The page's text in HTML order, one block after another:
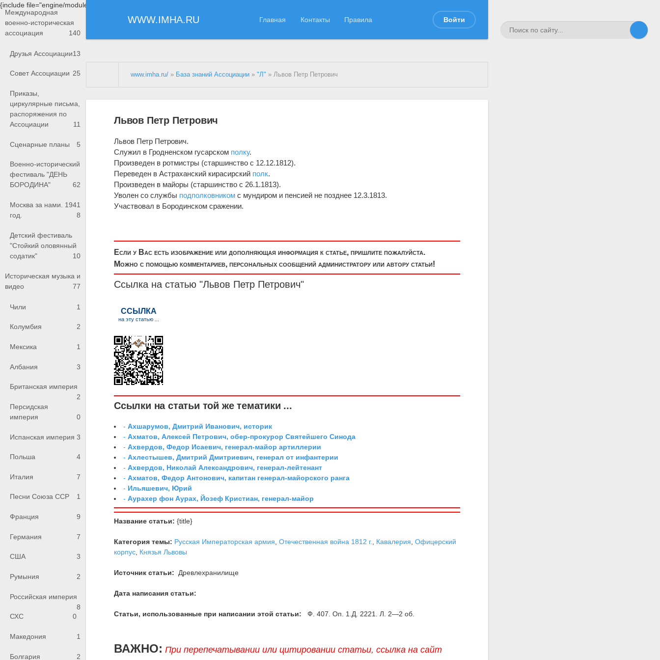
{include file="engine/modules/saperu/head.php"}
WWW.IMHA.RU Главная Контакты Правила Войти
Международная
военно-историческая
ассоциация
140
Друзья Ассоциации13
Совет Ассоциации 25
Приказы,
циркулярные письма,
распоряжения по
Ассоциации
11
Сценарные планы 5
Военно-исторический
фестиваль "ДЕНЬ
БОРОДИНА"
62
Москва за нами. 1941
год.
8
Детский фестиваль
"Стойкий оловянный
содатик"
10
Историческая музыка и
видео
77
Чили 1
Колумбия 2
Мексика 1
Албания 3
Британская империя
2
Персидская
империя
0
Испанская империя 3
Польша 4
Италия 7
Песни Союза ССР 1
Франция 9
Германия 7
США 3
Румыния 2
Российская империя
8
СХС
0
Македония 1
Болгария 2
www.imha.ru/ » База знаний Ассоциации »"Л" » Львов Петр Петрович
Львов Петр Петрович
Львов Петр Петрович.
Служил в Гродненском гусарском полку.
Произведен в ротмистры (старшинство с 12.12.1812).
Переведен в Астраханский кирасирский полк.
Произведен в майоры (старшинство с 26.1.1813).
Уволен со службы подполковником с мундиром и пенсией не позднее 12.3.1813.
Участвовал в Бородинском сражении.
Если у Вас есть изображение или дополняющая информация к статье, пришлите пожалуйста.
Можно с помощью комментариев, персональных сообщений администратору или автору статьи!
Ссылка на статью "Львов Петр Петрович"
Ссылки на статьи той же тематики ...
-Ахшарумов, Дмитрий Иванович, историк
-Ахматов, Алексей Петрович, обер-прокурор Святейшего Синода
-Ахвердов, Федор Исаевич, генерал-майор артиллерии
-Ахлестышев, Дмитрий Дмитриевич, генерал от инфантерии
-Ахвердов, Николай Александрович, генерал-лейтенант
-Ахматов, Федор Антонович, капитан генерал-майорского ранга
- Ильяшевич, Юрий
-Аурахер фон Аурах, Йозеф Кристиан, генерал-майор
Название статьи: {title}
Категория темы: Русская Императорская армия ,Отечественная война 1812 г. Кавалерия ,Офицерский
корпус Князья Львовы
Источник статьи: Древлехранилище
Дата написания статьи:
Статьи, использованные при написании этой статьи: Ф. 407. Оп. 1.Д. 2221. Л. 2—2 об.
ВАЖНО: При перепечатывании или цитировании статьи, ссылка на сайт